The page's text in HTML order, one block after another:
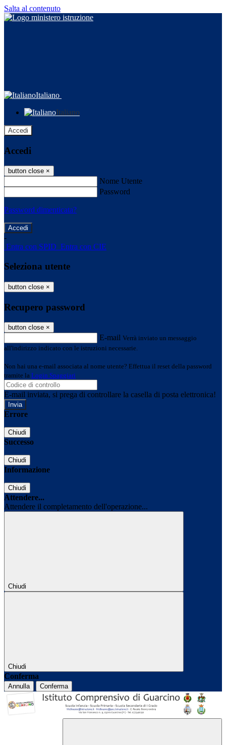
Salta al contenuto
Italiano
Italiano
Accedi
Accedi
button close ×
Nome Utente
Password
Password dimenticata?
-
Entra con SPID Entra con CIE
Seleziona utente
button close ×
Recupero password
button close ×
E-mail Verrà inviato un messaggio
all'indirizzo indicato con le istruzioni necessarie.
Non hai una e-mail associata al nome utente? Effettua il reset della password
tramite la Login Spaggiari
E-mail inviata, si prega di controllare la casella di posta elettronica!
Errore
Chiudi
Successo
Chiudi
Informazione
Chiudi
Attendere...
Attendere il completamento dell'operazione...
Chiudi
Chiudi
Conferma
Annulla Conferma